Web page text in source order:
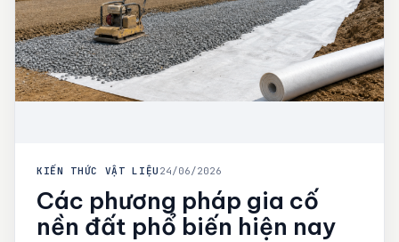
KIẾN THỨC VẬT LIỆU 24/06/2026
Các phương pháp gia cố
nền đất phổ biến hiện nay